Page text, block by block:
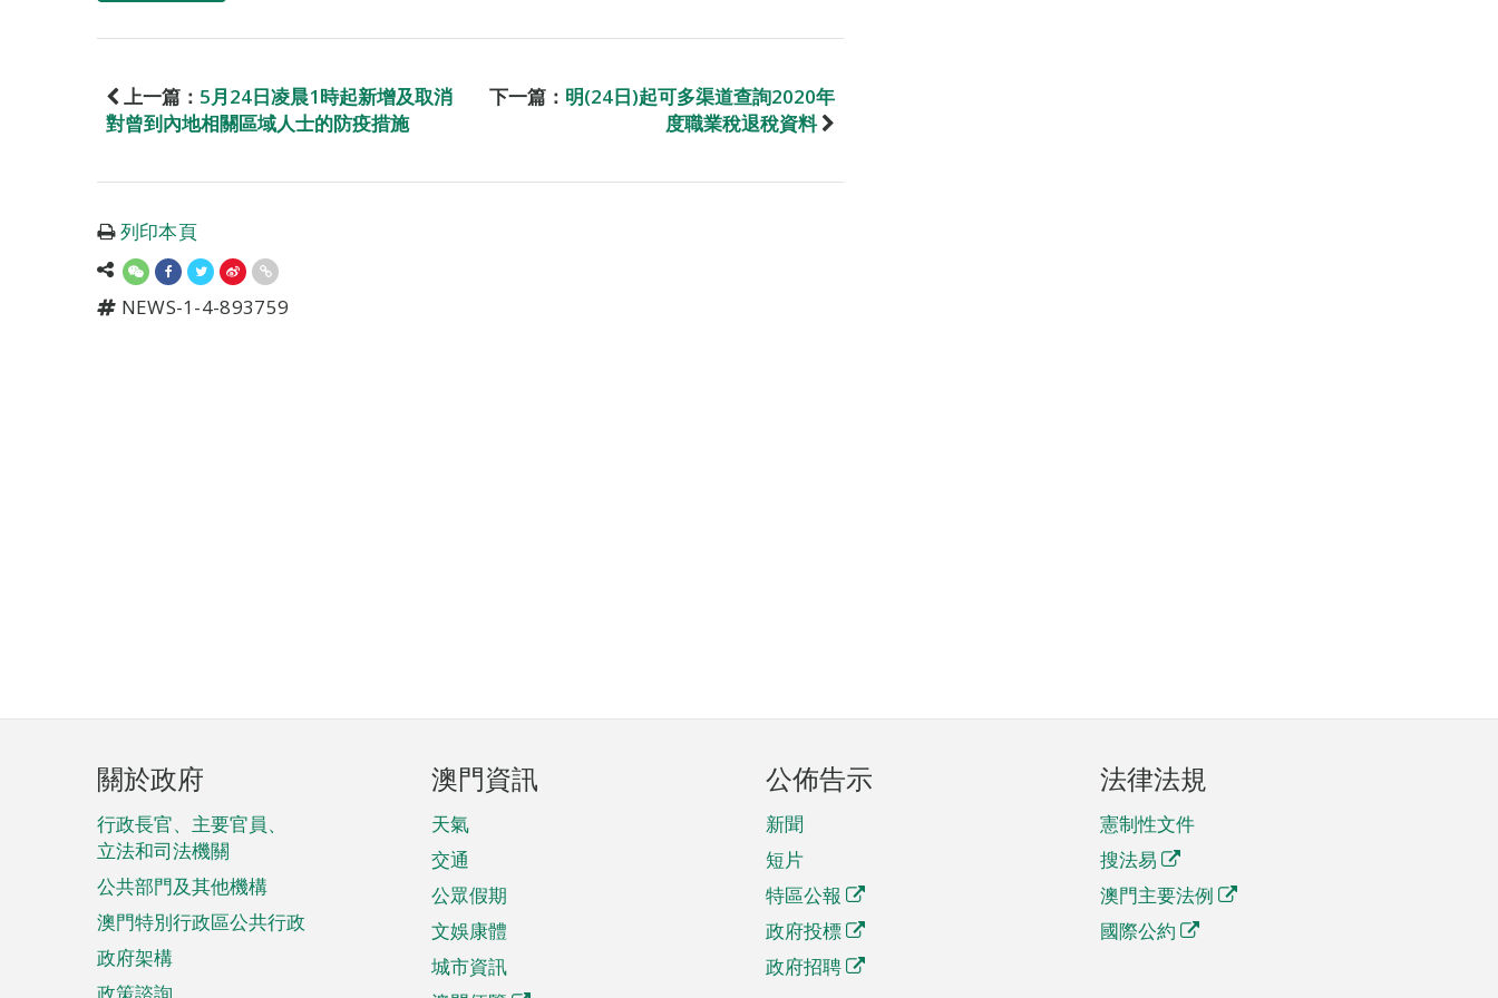
上一篇： 5月24日凌晨1時起新增及取消
對曾到內地相關區域人士的防疫措施
下一篇： 明(24日)起可多渠道查詢2020年
度職業稅退稅資料
列印本頁
NEWS-1-4-893759
頁
腳
菜
單
關於政府
行政長官、主要官員、
立法和司法機關
公共部門及其他機構
澳門特別行政區公共行政
政府架構
澳門資訊
天氣
交通
公眾假期
文娛康體
城市資訊
公佈告示
新聞
短片
特區公報
政府投標
政府招聘
法律法規
憲制性文件
搜法易
澳門主要法例
國際公約